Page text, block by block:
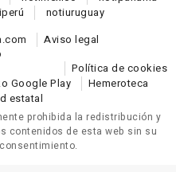
perú notiuruguay
Aviso legal
Política de cookies
Google Play
Hemeroteca
estatal
prohibida la redistribución y
contenidos de esta web sin su